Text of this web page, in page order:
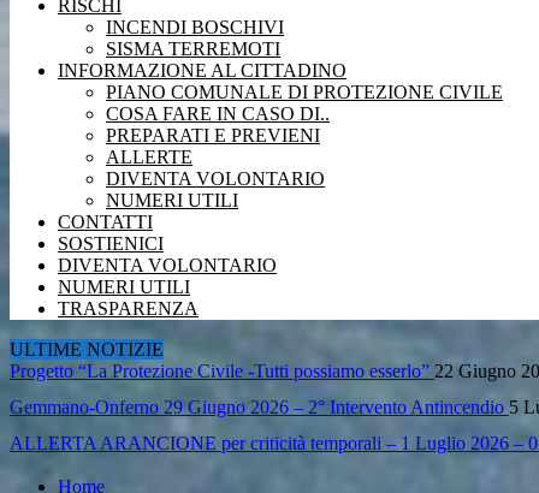
RISCHI
INCENDI BOSCHIVI
SISMA TERREMOTI
INFORMAZIONE AL CITTADINO
PIANO COMUNALE DI PROTEZIONE CIVILE
COSA FARE IN CASO DI..
PREPARATI E PREVIENI
ALLERTE
DIVENTA VOLONTARIO
NUMERI UTILI
CONTATTI
SOSTIENICI
DIVENTA VOLONTARIO
NUMERI UTILI
TRASPARENZA
ULTIME NOTIZIE
Saludecio 26 Giugno 2026 – Il 1° intervento Antincendio di questa
Campagna Antincendio Boschivo 2026.
Progetto “La Protezione Civile -Tutti possiamo esserlo”
Gemmano-Onferno 29 Giugno 2026 – 2° Intervento Antincendio5
ALLERTA ARANCIONE per criticità temporali – 1 Luglio 2026 –
Saludecio 26 Giugno 2026 – Il 1° intervento Antincendio di questa
Campagna Antincendio Boschivo 2026.
Home